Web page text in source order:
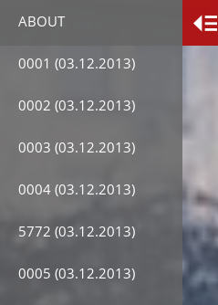
ABOUT
0001 (03.12.2013)
0002 (03.12.2013)
0003 (03.12.2013)
0004 (03.12.2013)
5772 (03.12.2013)
0005 (03.12.2013)